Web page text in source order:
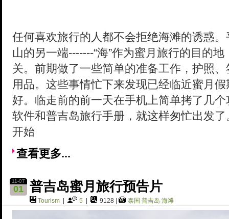
任何喜欢旅行的人都不会拒绝海滩的诱惑
山的另一端-------“海”作为蜜月旅行的目的
关。前期做了一些简单的准备工作，护照
用品。这些事情忙下来发现已经临近蜜月
好。临走前的前一天在手机上简单拷了几
软件和普吉岛旅行手册，就这样匆忙出发
开始
查看更多...
11-07
01 普吉岛蜜月旅行预告片
Tourism 5 9128 | 泰国 普吉岛 海滩